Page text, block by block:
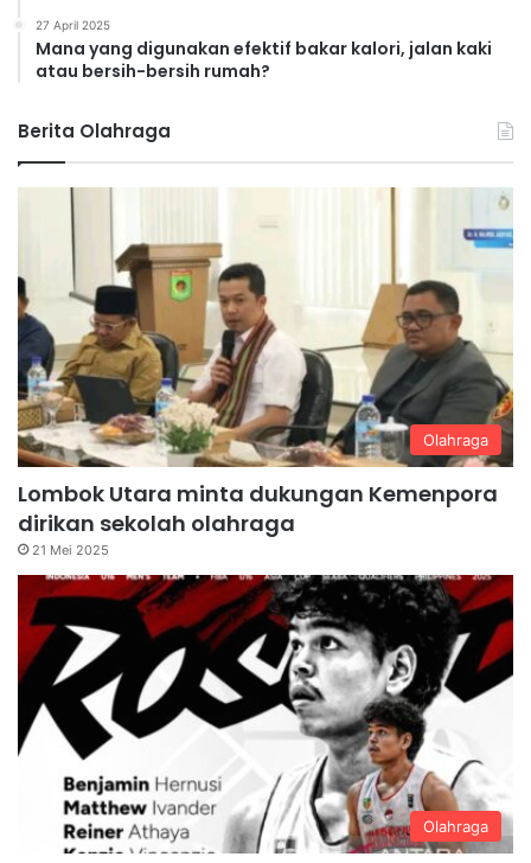
27 April 2025
Mana yang digunakan efektif bakar kalori, jalan kaki
atau bersih-bersih rumah?
Berita Olahraga
Olahraga
Lombok Utara minta dukungan Kemenpora
dirikan sekolah olahraga
21 Mei 2025
Olahraga